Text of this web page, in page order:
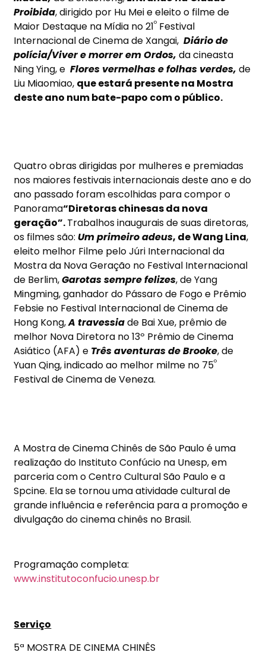
Proibida, dirigido por Hu Mei e eleito o filme de
Maior Destaque na Mídia no 21º Festival
Internacional de Cinema de Xangai,Diário de
polícia/Viver e morrer em Ordos, da cineasta
Ning Ying, eFlores vermelhas e folhas verdes, de
Liu Miaomiao, que estará presente na Mostra
deste ano num bate-papo com o público.
Quatro obras dirigidas por mulheres e premiadas
nos maiores festivais internacionais deste ano e do
ano passado foram escolhidas para compor o
Panorama“Diretoras chinesas da nova
geração”.Trabalhos inaugurais de suas diretoras,
os filmes são:Um primeiro adeus, de Wang Lina,
eleito melhor Filme pelo Júri Internacional da
Mostra da Nova Geração no Festival Internacional
de Berlim,Garotas sempre felizes, de Yang
Mingming, ganhador do Pássaro de Fogo e Prêmio
Febsie no Festival Internacional de Cinema de
Hong Kong,A travessiade Bai Xue, prêmio de
melhor Nova Diretora no 13º Prêmio de Cinema
Asiático (AFA) e Três aventuras deBrooke, de
Yuan Qing, indicado ao melhor milme no 75º
Festival de Cinema de Veneza.
A Mostra de Cinema Chinês de São Paulo é uma
realização do Instituto Confúcio na Unesp, em
parceria com o Centro Cultural São Paulo e a
Spcine. Ela se tornou uma atividade cultural de
grande influência e referência para a promoção e
divulgação do cinema chinês no Brasil.
Programação completa:
www.institutoconfucio.unesp.br
Serviço
5ª MOSTRA DE CINEMA CHINÊS